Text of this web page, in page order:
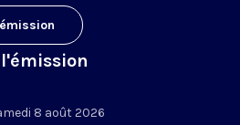
8 août 2026